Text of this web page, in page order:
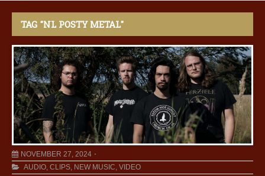
TAG "NL POSTY METAL"
NOVEMBER 27, 2024
AUDIO, CLIPS, NEW MUSIC, VIDEO